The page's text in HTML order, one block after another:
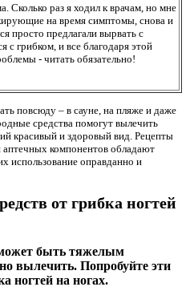
Сколько раз я ходил к врачам, но мне
на время симптомы, снова и
просто предлагали вырвать с
с грибком, и все благодаря этой
- читать обязательно!
повсюду – в сауне, на пляже и даже
средства помогут вылечить
красивый и здоровый вид. Рецепты
компонентов обладают
использование оправданно и
от грибка ногтей
быть тяжелым
вылечить. Попробуйте эти
ногтей на ногах.